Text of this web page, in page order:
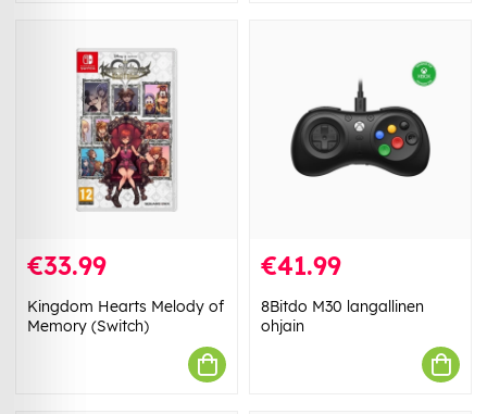
€33.99
Kingdom Hearts Melody of
Memory (Switch)
€41.99
8Bitdo M30 langallinen
ohjain